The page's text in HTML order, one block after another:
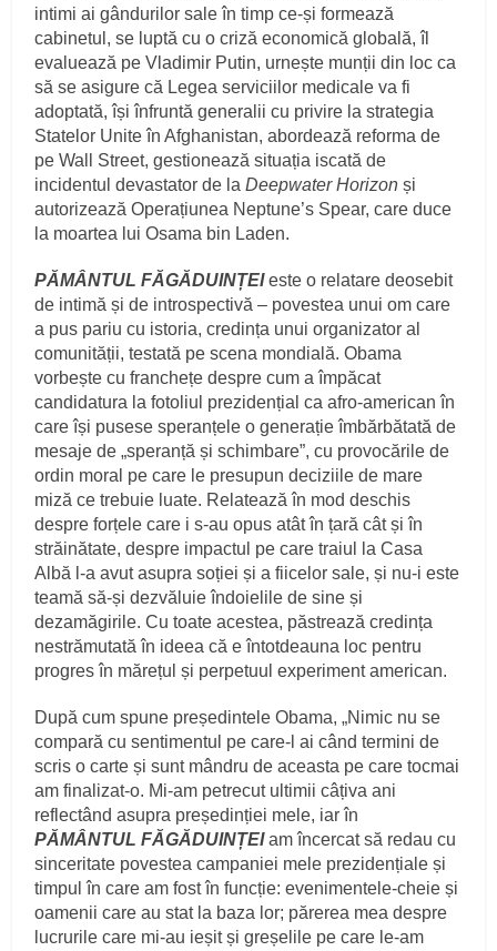
intimi ai gândurilor sale în timp ce-și formează
cabinetul, se luptă cu o criză economică globală, îl
evaluează pe Vladimir Putin, urnește munții din loc ca
să se asigure că Legea serviciilor medicale va fi
adoptată, își înfruntă generalii cu privire la strategia
Statelor Unite în Afghanistan, abordează reforma de
pe Wall Street, gestionează situația iscată de
incidentul devastator de laDeepwater Horizon și
autorizează Operațiunea Neptune’s Spear, care duce
la moartea lui Osama bin Laden.
PĂMÂNTUL FĂGĂDUINȚEIeste o relatare deosebit
de intimă și de introspectivă – povestea unui om care
a pus pariu cu istoria, credința unui organizator al
comunității, testată pe scena mondială. Obama
vorbește cu franchețe despre cum a împăcat
candidatura la fotoliul prezidențial ca afro-american în
care își pusese speranțele o generație îmbărbătată de
mesaje de „speranță și schimbare”, cu provocările de
ordin moral pe care le presupun deciziile de mare
miză ce trebuie luate. Relatează în mod deschis
despre forțele care i s-au opus atât în țară cât și în
străinătate, despre impactul pe care traiul la Casa
Albă l-a avut asupra soției și a fiicelor sale, și nu-i este
teamă să-și dezvăluie îndoielile de sine și
dezamăgirile. Cu toate acestea, păstrează credința
nestrămutată în ideea că e întotdeauna loc pentru
progres în mărețul și perpetuul experiment american.
După cum spune președintele Obama, „Nimic nu se
compară cu sentimentul pe care-l ai când termini de
scris o carte și sunt mândru de aceasta pe care tocmai
am finalizat-o. Mi-am petrecut ultimii câțiva ani
reflectând asupra președinției mele, iar în
PĂMÂNTUL FĂGĂDUINȚEIam încercat să redau cu
sinceritate povestea campaniei mele prezidențiale și
timpul în care am fost în funcție: evenimentele-cheie și
oamenii care au stat la baza lor; părerea mea despre
lucrurile care mi-au ieșit și greșelile pe care le-am